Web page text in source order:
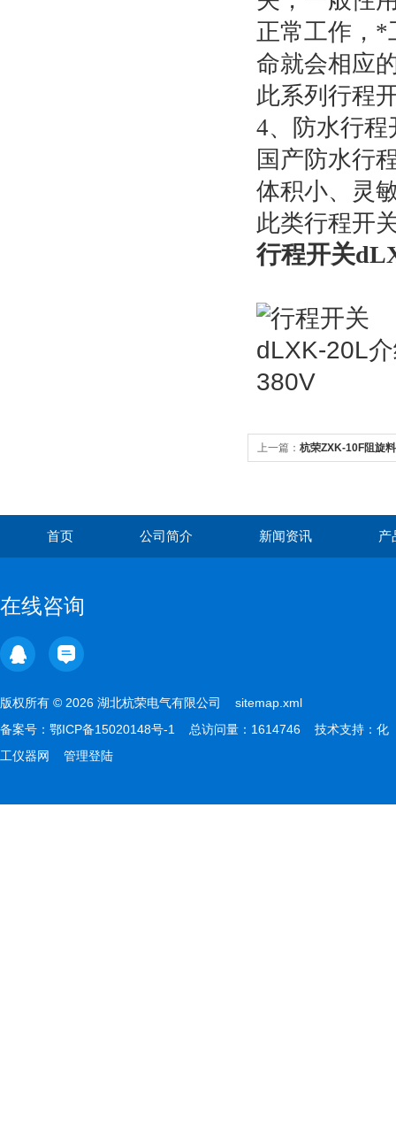
正常工作，*
命就会相应
此系列行程
4、防水行程
国产防水行
体积小、灵
此类行程开
行程开关
上一篇： 杭荣ZXK-10F阻旋
首页 公司简介 新闻资讯 产
在线咨询
版权所有 © 2026 湖北杭荣电气有限公司 sitemap.xml
备案号： 鄂ICP备15020148号-1 总访问量：1614746 技术支持： 化
工仪器网
管理登陆